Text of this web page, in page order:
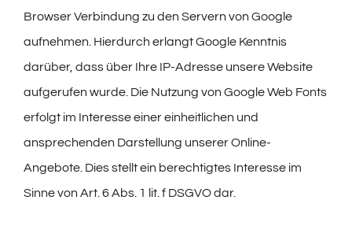
Browser Verbindung zu den Servern von Google
aufnehmen. Hierdurch erlangt Google Kenntnis
darüber, dass über Ihre IP-Adresse unsere Website
aufgerufen wurde. Die Nutzung von Google Web Fonts
erfolgt im Interesse einer einheitlichen und
ansprechenden Darstellung unserer Online-
Angebote. Dies stellt ein berechtigtes Interesse im
Sinne von Art. 6 Abs. 1 lit. f DSGVO dar.